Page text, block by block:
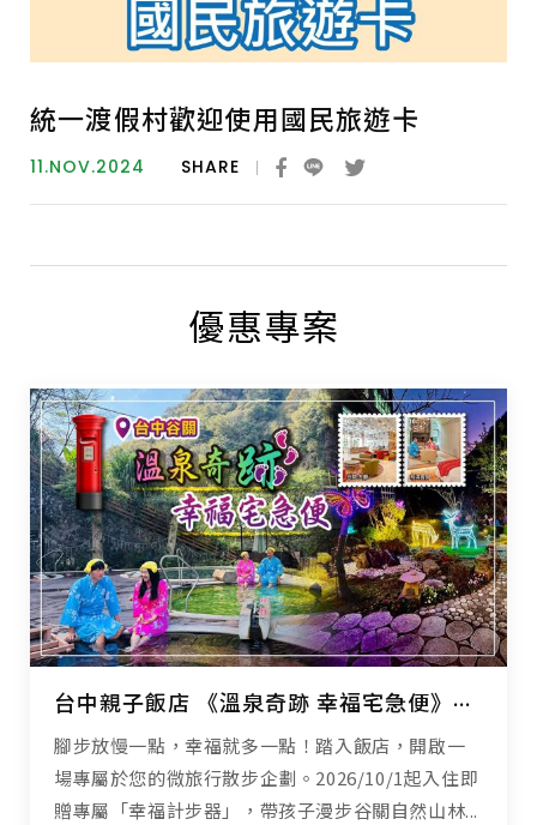
統一渡假村歡迎使用國民旅遊卡
11.NOV.2024 SHARE
優惠專案
台中親子飯店 《溫泉奇跡 幸福宅急便》親子泡湯 x 幸福任務，解鎖驚喜好禮
腳步放慢一點，幸福就多一點！踏入飯店，開啟一
場專屬於您的微旅行散步企劃。2026/10/1起入住即
贈專屬「幸福計步器」，帶孩子漫步谷關自然山林...